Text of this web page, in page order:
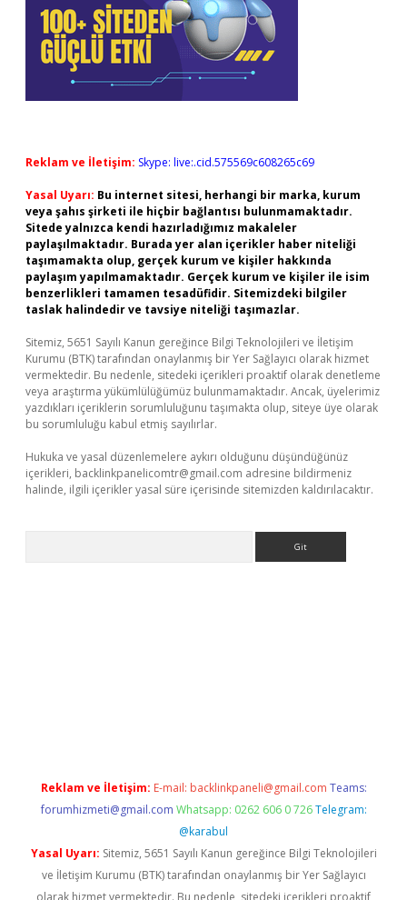
Reklam ve İletişim: Skype: live:.cid.575569c608265c69
Yasal Uyarı: Bu internet sitesi, herhangi bir marka, kurum
veya şahıs şirketi ile hiçbir bağlantısı bulunmamaktadır.
Sitede yalnızca kendi hazırladığımız makaleler
paylaşılmaktadır. Burada yer alan içerikler haber niteliği
taşımamakta olup, gerçek kurum ve kişiler hakkında
paylaşım yapılmamaktadır. Gerçek kurum ve kişiler ile isim
benzerlikleri tamamen tesadüfidir. Sitemizdeki bilgiler
taslak halindedir ve tavsiye niteliği taşımazlar.
Sitemiz, 5651 Sayılı Kanun gereğince Bilgi Teknolojileri ve İletişim
Kurumu (BTK) tarafından onaylanmış bir Yer Sağlayıcı olarak hizmet
vermektedir. Bu nedenle, sitedeki içerikleri proaktif olarak denetleme
veya araştırma yükümlülüğümüz bulunmamaktadır. Ancak, üyelerimiz
yazdıkları içeriklerin sorumluluğunu taşımakta olup, siteye üye olarak
bu sorumluluğu kabul etmiş sayılırlar.
Hukuka ve yasal düzenlemelere aykırı olduğunu düşündüğünüz
içerikleri, backlinkpanelicomtr@gmail.com adresine bildirmeniz
halinde, ilgili içerikler yasal süre içerisinde sitemizden kaldırılacaktır.
Reklam ve İletişim: E-mail: backlinkpaneli@gmail.com Teams:
forumhizmeti@gmail.com Whatsapp: 0262 606 0 726 Telegram:
@karabul
Yasal Uyarı: Sitemiz, 5651 Sayılı Kanun gereğince Bilgi Teknolojileri
ve İletişim Kurumu (BTK) tarafından onaylanmış bir Yer Sağlayıcı
olarak hizmet vermektedir. Bu nedenle, sitedeki içerikleri proaktif